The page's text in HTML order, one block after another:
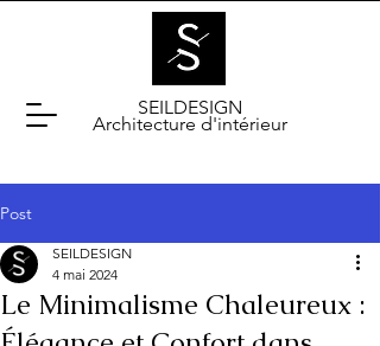
Architecture d'intérieur
SEILDESIGN
Post
Le Minimalisme Chaleureux :
SEILDESIGN
4 mai 2024